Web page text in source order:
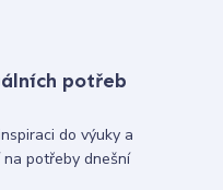
potřeb
do výuky a
potřeby dnešní